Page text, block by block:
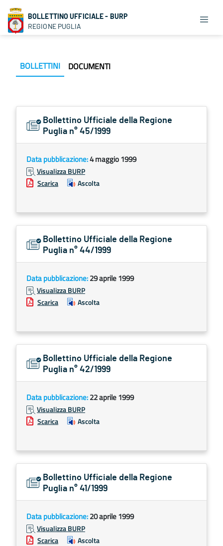
BOLLETTINO UFFICIALE - BURP
REGIONE PUGLIA
BOLLETTINI DOCUMENTI
Bollettino Ufficiale della Regione
Puglia n° 45/1999
Data pubblicazione:4 maggio 1999
Visualizza BURP
Scarica
Ascolta
Bollettino Ufficiale della Regione
Puglia n° 44/1999
Data pubblicazione:29 aprile 1999
Visualizza BURP
Scarica
Ascolta
Bollettino Ufficiale della Regione
Puglia n° 42/1999
Data pubblicazione:22 aprile 1999
Visualizza BURP
Scarica
Ascolta
Bollettino Ufficiale della Regione
Puglia n° 41/1999
Data pubblicazione:20 aprile 1999
Visualizza BURP
Scarica
Ascolta